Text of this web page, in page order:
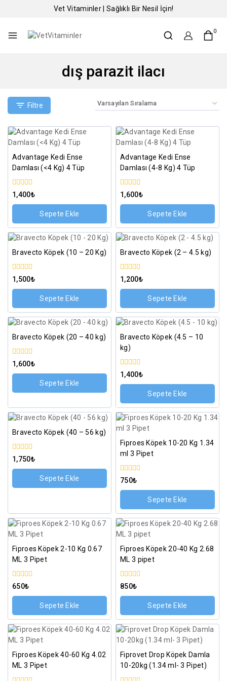
Vet Vitaminler | Sağlıklı Bir Nesil İçin!
0
dış parazit ilacı
Filtre
Advantage Kedi Ense
Damlası (<4 Kg) 4 Tüp
0
üzerinden
1,400₺
Sepete Ekle
Advantage Kedi Ense
Damlası (4-8 Kg) 4 Tüp
0
üzerinden
1,600₺
Sepete Ekle
Bravecto Köpek (10 – 20 Kg)
0
üzerinden
1,500₺
Sepete Ekle
Bravecto Köpek (2 – 4.5 kg)
0
üzerinden
1,200₺
Sepete Ekle
Bravecto Köpek (20 – 40 kg)
0
üzerinden
1,600₺
Sepete Ekle
Bravecto Köpek (4.5 – 10
kg)
0
üzerinden
1,400₺
Sepete Ekle
Bravecto Köpek (40 – 56 kg)
0
üzerinden
1,750₺
Sepete Ekle
Fiproes Köpek 10-20 Kg 1.34
ml 3 Pipet
0
üzerinden
750₺
Sepete Ekle
Fiproes Köpek 2-10 Kg 0.67
ML 3 Pipet
0
üzerinden
650₺
Sepete Ekle
Fiproes Köpek 20-40 Kg 2.68
ML 3 pipet
0
üzerinden
850₺
Sepete Ekle
Fiproes Köpek 40-60 Kg 4.02
ML 3 Pipet
Fiprovet Drop Köpek Damla
10-20kg (1.34 ml- 3 Pipet)